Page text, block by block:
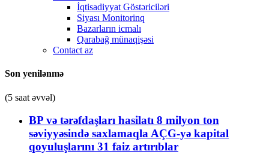
İqtisadiyyat Göstəriciləri
Siyası Monitorinq
Bazarların icmalı
Qarabağ münaqişəsi
Contact az
Son yenilənmə
(5 saat əvvəl)
BP və tərəfdaşları hasilatı 8 milyon ton
səviyyəsində saxlamaqla AÇG-yə kapital
qoyuluşlarını 31 faiz artırıblar